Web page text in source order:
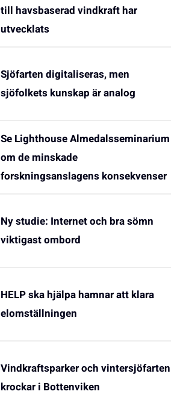
till havsbaserad vindkraft har
utvecklats
Sjöfarten digitaliseras, men
sjöfolkets kunskap är analog
Se Lighthouse Almedalsseminarium
om de minskade
forskningsanslagens konsekvenser
Ny studie: Internet och bra sömn
viktigast ombord
HELP ska hjälpa hamnar att klara
elomställningen
Vindkraftsparker och vintersjöfarten
krockar i Bottenviken